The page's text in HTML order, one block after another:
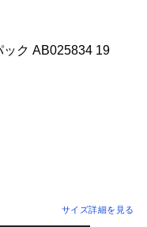
ック AB025834 19
サイズ詳細を見る